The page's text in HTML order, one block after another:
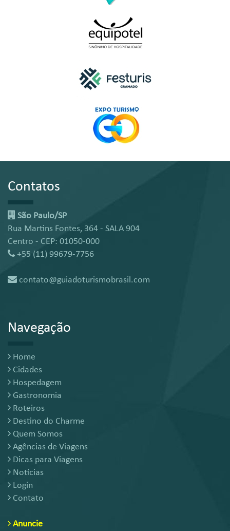
Contatos
São Paulo/SP
Rua Martins Fontes, 364 - SALA 904
Centro - CEP: 01050-000
+55 (11) 99679-7756
contato@guiadoturismobrasil.com
Navegação
Home
Cidades
Hospedagem
Gastronomia
Roteiros
Destino do Charme
Quem Somos
Agências de Viagens
Dicas para Viagens
Notícias
Login
Contato
Anuncie